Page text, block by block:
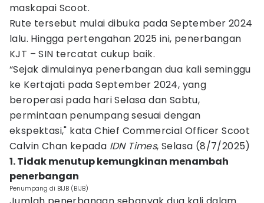
maskapai Scoot.
Rute tersebut mulai dibuka pada September 2024
lalu. Hingga pertengahan 2025 ini, penerbangan
KJT – SIN tercatat cukup baik.
“Sejak dimulainya penerbangan dua kali seminggu
ke Kertajati pada September 2024, yang
beroperasi pada hari Selasa dan Sabtu,
permintaan penumpang sesuai dengan
ekspektasi," kata Chief Commercial Officer Scoot
Calvin Chan kepada IDN Times, Selasa (8/7/2025)
1. Tidak menutup kemungkinan menambah
penerbangan
Penumpang di BIJB (BIJB)